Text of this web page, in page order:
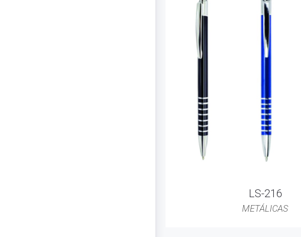
LS-216
METÁLICAS